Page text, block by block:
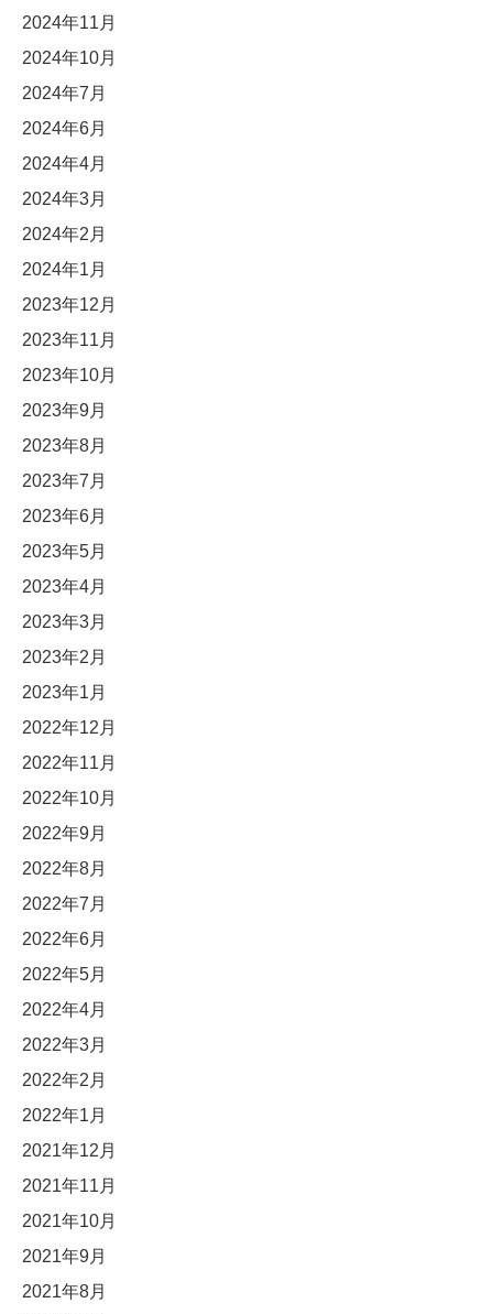
2024年11月
2024年10月
2024年7月
2024年6月
2024年4月
2024年3月
2024年2月
2024年1月
2023年12月
2023年11月
2023年10月
2023年9月
2023年8月
2023年7月
2023年6月
2023年5月
2023年4月
2023年3月
2023年2月
2023年1月
2022年12月
2022年11月
2022年10月
2022年9月
2022年8月
2022年7月
2022年6月
2022年5月
2022年4月
2022年3月
2022年2月
2022年1月
2021年12月
2021年11月
2021年10月
2021年9月
2021年8月